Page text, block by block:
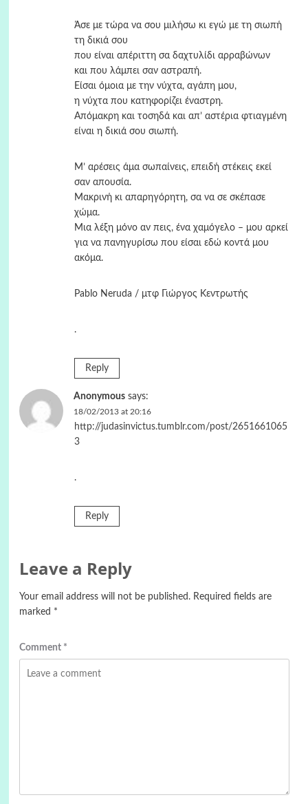
Άσε με τώρα να σου μιλήσω κι εγώ με τη σιωπή
τη δικιά σου
που είναι απέριττη σα δαχτυλίδι αρραβώνων
και που λάμπει σαν αστραπή.
Είσαι όμοια με την νύχτα, αγάπη μου,
η νύχτα που κατηφορίζει έναστρη.
Απόμακρη και τοσηδά και απ’ αστέρια φτιαγμένη
είναι η δικιά σου σιωπή.
Μ’ αρέσεις άμα σωπαίνεις, επειδή στέκεις εκεί
σαν απουσία.
Μακρινή κι απαρηγόρητη, σα να σε σκέπασε
χώμα.
Μια λέξη μόνο αν πεις, ένα χαμόγελο – μου αρκεί
για να πανηγυρίσω που είσαι εδώ κοντά μου
ακόμα.
Pablo Neruda / μτφ Γιώργος Κεντρωτής
.
Reply
Anonymous says:
18/02/2013 at 20:16
http://judasinvictus.tumblr.com/post/2651661065
3
.
Reply
Leave a Reply
Your email address will not be published. Required fields are
marked *
Comment *